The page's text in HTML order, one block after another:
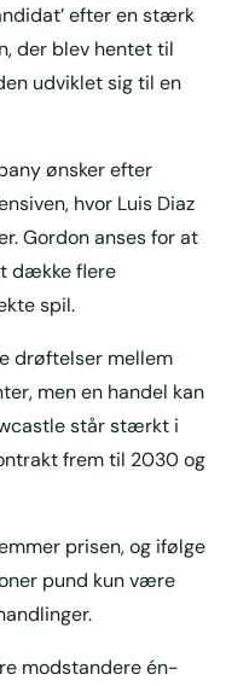
efter en stærk
der blev hentet til
udviklet sig til en
ønsker efter
hvor Luis Diaz
Gordon anses for at
dække flere
spil.
drøftelser mellem
men en handel kan
står stærkt i
frem til 2030 og
prisen, og ifølge
pund kun være
modstandere én-